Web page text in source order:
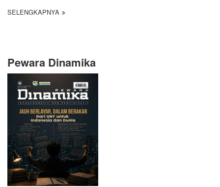
SELENGKAPNYA
Pewara Dinamika